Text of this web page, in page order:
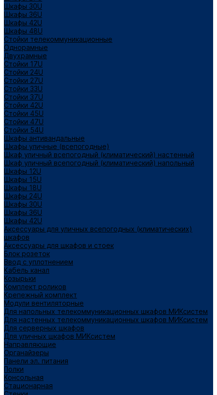
Шкафы 30U
Шкафы 36U
Шкафы 42U
Шкафы 48U
Стойки телекоммуникационные
Однорамные
Двухрамные
Стойки 17U
Стойки 24U
Стойки 27U
Стойки 33U
Стойки 37U
Стойки 42U
Стойки 45U
Стойки 47U
Стойки 54U
Шкафы антивандальные
Шкафы уличные (всепогодные)
Шкаф уличный всепогодный (климатический) настенный
Шкаф уличный всепогодный (климатический) напольный
Шкафы 12U
Шкафы 15U
Шкафы 18U
Шкафы 24U
Шкафы 30U
Шкафы 36U
Шкафы 42U
Аксессуары для уличных всепогодных (климатических)
шкафов
Аксессуары для шкафов и стоек
Блок розеток
Ввод с уплотнением
Кабель канал
Козырьки
Комплект роликов
Крепежный комплект
Модули вентиляторные
Для напольных телекоммуникационных шкафов МИКсистем
Для настенных телекоммуникационных шкафов МИКсистем
Для серверных шкафов
Для уличных шкафов МИКсистем
Направляющие
Органайзеры
Панели эл. питания
Полки
Консольная
Стационарная